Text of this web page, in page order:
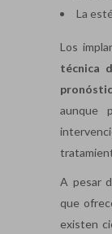
La
Los
técnica
aunque
A pesar
que
existen